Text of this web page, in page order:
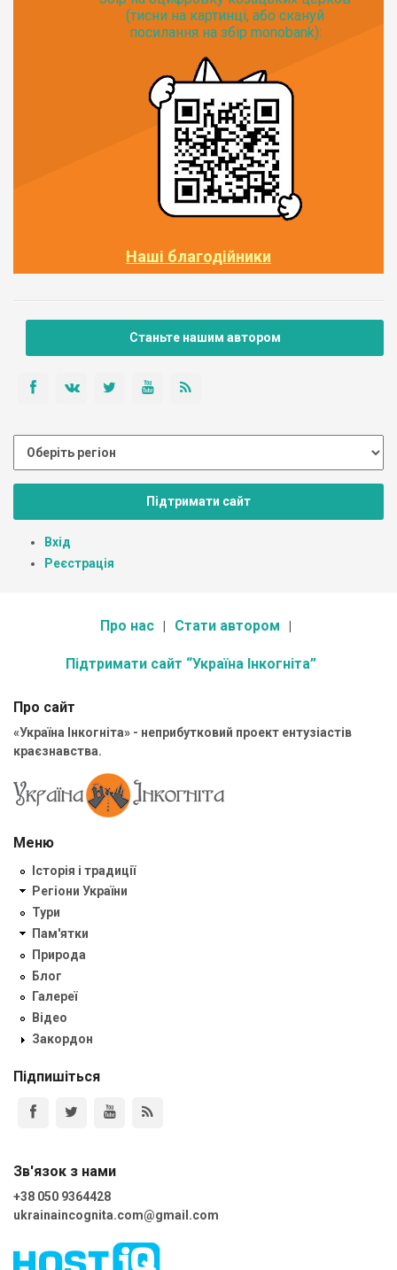
(тисни на картинці, або скануй
посилання на збір monobank):
Наші благодійники
Станьте нашим автором
Підтримати сайт
Вхід
Реєстрація
Про нас Стати автором
Підтримати сайт “Україна Інкогніта”
Про сайт
«Україна Інкогніта» - неприбутковий проект ентузіастів
краєзнавства.
Меню
Історія і традиції
Регіони України
Тури
Пам'ятки
Природа
Блог
Галереї
Відео
Закордон
Підпишіться
Зв'язок з нами
+38 050 9364428
ukrainaincognita.com@gmail.com